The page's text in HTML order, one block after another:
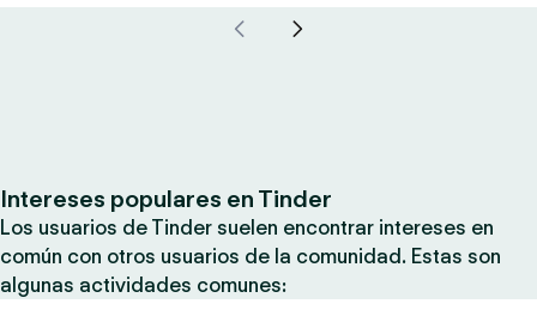
Intereses populares en Tinder
Los usuarios de Tinder suelen encontrar intereses en
común con otros usuarios de la comunidad. Estas son
algunas actividades comunes: